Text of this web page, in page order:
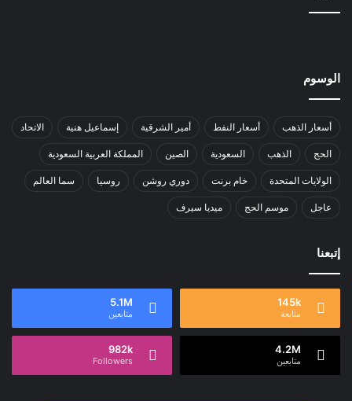
الوسوم
أسعار الذهب أسعار النفط أمير الشرقية إسماعيل هنية الاتحاد
الحج الذهب السعودية الصين المملكة العربية السعودية
الولايات المتحدة خام برنت دوري روشن روسيا سما العالم
عاجل موسم الحج ميديا سيرف
إتبعنا
145k
متابعة
5.1M
متابعين
4.2M
متابعين
982k
Followers